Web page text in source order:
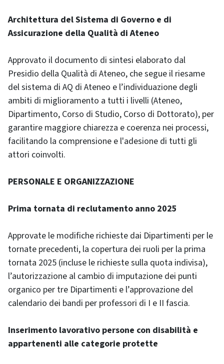
Architettura del Sistema di Governo e di
Assicurazione della Qualità di Ateneo
Approvato il documento di sintesi elaborato dal
Presidio della Qualità di Ateneo, che segue il riesame
del sistema di AQ di Ateneo e l’individuazione degli
ambiti di miglioramento a tutti i livelli (Ateneo,
Dipartimento, Corso di Studio, Corso di Dottorato), per
garantire maggiore chiarezza e coerenza nei processi,
facilitando la comprensione e l'adesione di tutti gli
attori coinvolti.
PERSONALE E ORGANIZZAZIONE
Prima tornata di reclutamento anno 2025
Approvate le modifiche richieste dai Dipartimenti per le
tornate precedenti, la copertura dei ruoli per la prima
tornata 2025 (incluse le richieste sulla quota indivisa),
l’autorizzazione al cambio di imputazione dei punti
organico per tre Dipartimenti e l’approvazione del
calendario dei bandi per professori di I e II fascia.
Inserimento lavorativo persone con disabilità e
appartenenti alle categorie protette